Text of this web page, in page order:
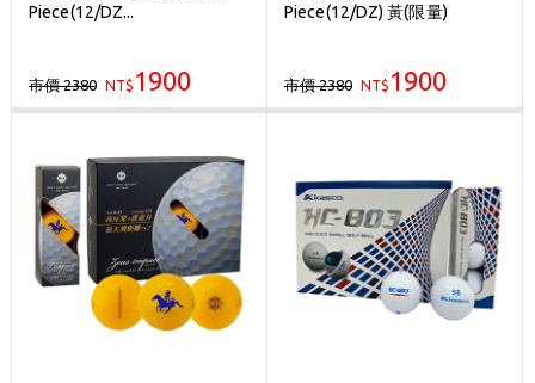
Piece(12/DZ...
市價 2380 NT$ 1900
Piece(12/DZ) 黃(限量)
市價 2380 NT$ 1900